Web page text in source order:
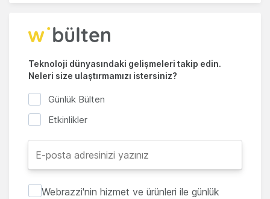
Teknoloji dünyasındaki gelişmeleri takip edin.
Neleri size ulaştırmamızı istersiniz?
Günlük Bülten
Etkinlikler
Webrazzi'nin hizmet ve ürünleri ile günlük